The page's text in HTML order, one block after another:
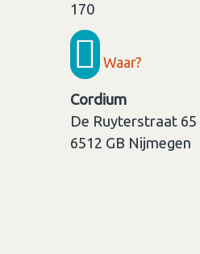
170
Waar?
Cordium
De Ruyterstraat 65
6512 GB Nijmegen